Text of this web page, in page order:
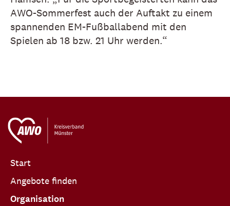
AWO-Sommerfest auch der Auftakt zu einem
spannenden EM-Fußballabend mit den
Spielen ab 18 bzw. 21 Uhr werden.“
Start
Angebote finden
Organisation